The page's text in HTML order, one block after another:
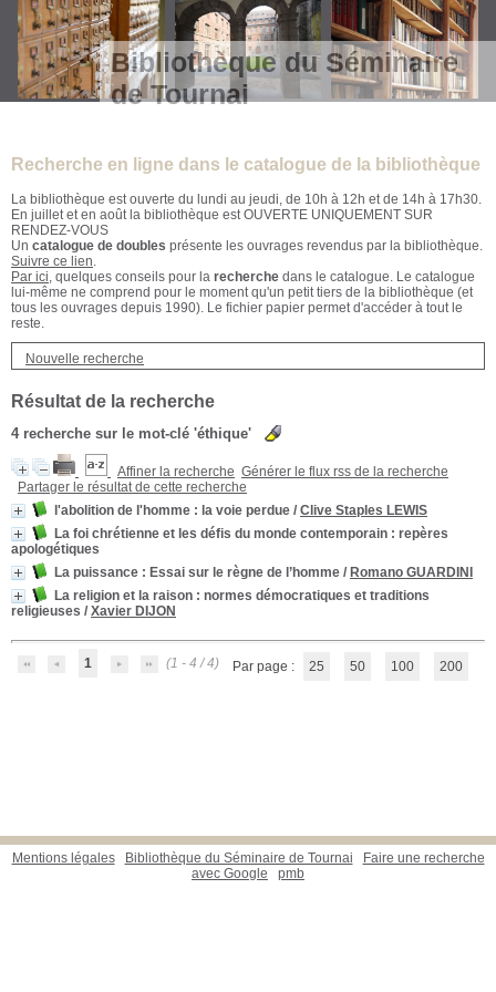
Bibliothèque du Séminaire
de Tournai
Recherche en ligne dans le catalogue de la bibliothèque
La bibliothèque est ouverte du lundi au jeudi, de 10h à 12h et de 14h à 17h30.
En juillet et en août la bibliothèque est OUVERTE UNIQUEMENT SUR
RENDEZ-VOUS
Un catalogue de doubles présente les ouvrages revendus par la bibliothèque.
Suivre ce lien.
Par ici, quelques conseils pour la recherche dans le catalogue. Le catalogue
lui-même ne comprend pour le moment qu'un petit tiers de la bibliothèque (et
tous les ouvrages depuis 1990). Le fichier papier permet d'accéder à tout le
reste.
Nouvelle recherche
Résultat de la recherche
4recherche sur le mot-clé 'éthique'
Affiner la recherche Générer le flux rss de la recherche
Partager le résultat de cette recherche
l'abolition de l'homme : la voie perdue / Clive Staples LEWIS
La foi chrétienne et les défis du monde contemporain : repères
apologétiques
La puissance : Essai sur le règne de l’homme / Romano GUARDINI
La religion et la raison : normes démocratiques et traditions
religieuses / Xavier DIJON
1 (1 - 4 / 4) Par page : 25 50 100 200
Mentions légales Bibliothèque du Séminaire de Tournai
Faire une recherche
avec Google
pmb